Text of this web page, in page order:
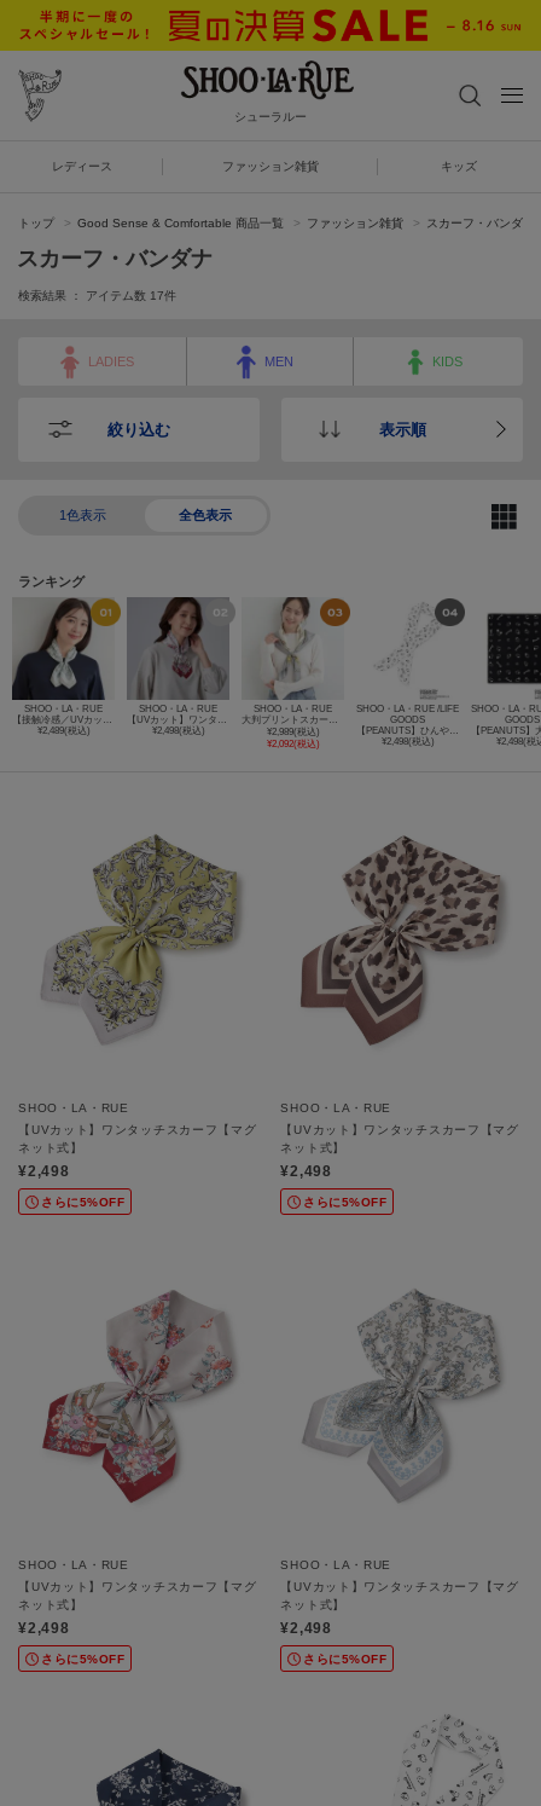
シューラルー
レディース ファッション雑貨 キッズ
トップ Good Sense & Comfortable 商品一覧 ファッション雑貨 スカーフ・バンダナ
スカーフ・バンダナ
検索結果 ： アイテム数 17件
LADIES MEN KIDS
絞り込む 表示順
1色表示 全色表示
ランキング
SHOO・LA・RUE
¥2,489(税込)
SHOO・LA・RUE
¥2,498(税込)
SHOO・LA・RUE
¥2,989(税込)
¥2,092(税込)
SHOO・LA・RUE /LIFE
GOODS
¥2,498(税込)
SHOO・LA・
GOODS
¥2,498(税
SHOO・LA・RUE
【UVカット】ワンタッチスカーフ【マグ
ネット式】
¥2,498
さらに5%OFF
SHOO・LA・RUE
【UVカット】ワンタッチスカーフ【マグ
ネット式】
¥2,498
さらに5%OFF
SHOO・LA・RUE
【UVカット】ワンタッチスカーフ【マグ
ネット式】
¥2,498
さらに5%OFF
SHOO・LA・RUE
【UVカット】ワンタッチスカーフ【マグ
ネット式】
¥2,498
さらに5%OFF